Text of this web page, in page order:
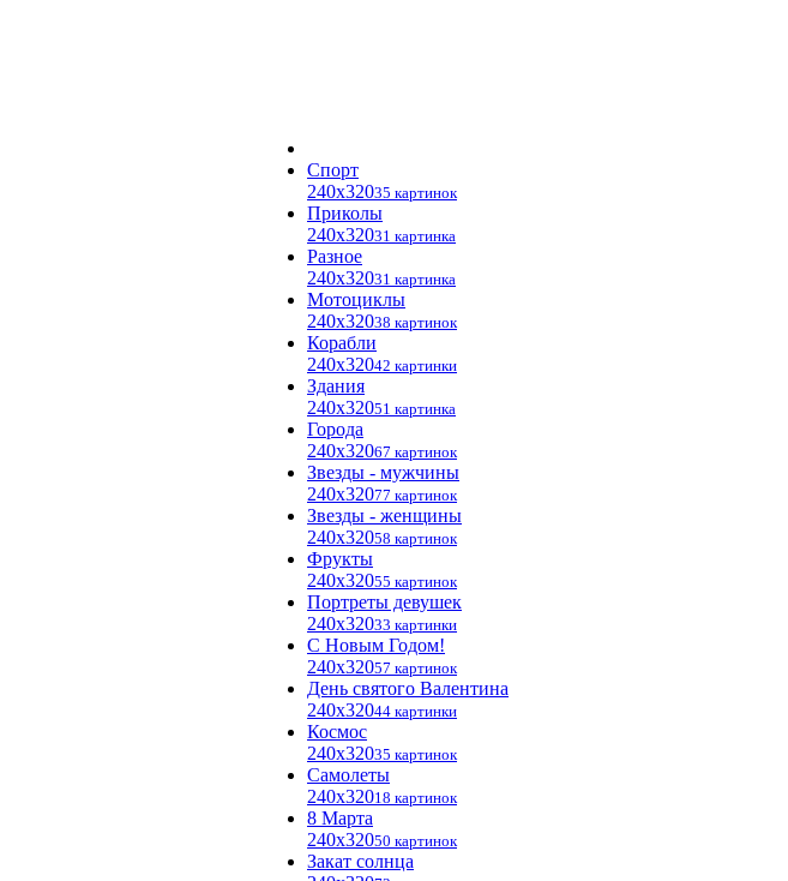
Спорт
240x32035 картинок
Приколы
240x32031 картинка
Разное
240x32031 картинка
Мотоциклы
240x32038 картинок
Корабли
240x32042 картинки
Здания
240x32051 картинка
Города
240x32067 картинок
Звезды - мужчины
240x32077 картинок
Звезды - женщины
240x32058 картинок
Фрукты
240x32055 картинок
Портреты девушек
240x32033 картинки
С Новым Годом!
240x32057 картинок
День святого Валентина
240x32044 картинки
Космос
240x32035 картинок
Самолеты
240x32018 картинок
8 Марта
240x32050 картинок
Закат солнца